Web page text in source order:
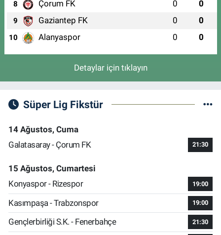
8 Çorum FK 0 0
9 Gaziantep FK 0 0
10 Alanyaspor 0 0
Detaylar için tıklayın
Süper Lig Fikstür
14 Ağustos, Cuma
Galatasaray - Çorum FK
21:30
15 Ağustos, Cumartesi
Konyaspor - Rizespor
19:00
Kasımpaşa - Trabzonspor 19:00
Gençlerbirliği S.K. - Fenerbahçe 21:30